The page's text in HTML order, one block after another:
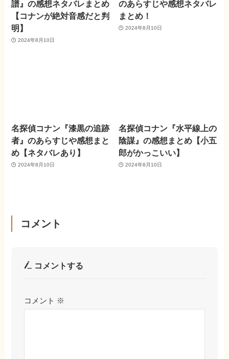
譜』の感想ネタバレまとめ
【コナンが絶対音感だと判
明】
2024年8月10日
のあらすじや感想ネタバレ
まとめ！
2024年8月10日
名探偵コナン『漆黒の追跡
者』のあらすじや感想まと
め【ネタバレあり】
2024年8月10日
名探偵コナン『水平線上の
陰謀』の感想まとめ【小五
郎がかっこいい】
2024年8月10日
コメント
コメントする
コメント ※